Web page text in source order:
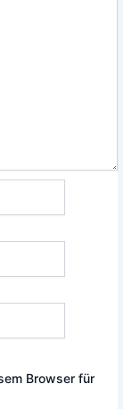
Browser für